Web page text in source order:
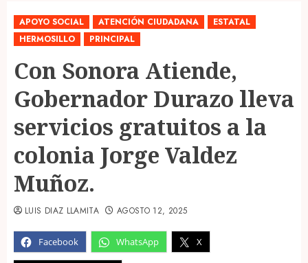
APOYO SOCIAL ATENCIÓN CIUDADANA
ESTATAL
HERMOSILLO
PRINCIPAL
Con Sonora Atiende,
Gobernador Durazo lleva
servicios gratuitos a la
colonia Jorge Valdez
Muñoz.
Facebook WhatsApp X
LUIS DIAZ LLAMITA AGOSTO 12, 2025